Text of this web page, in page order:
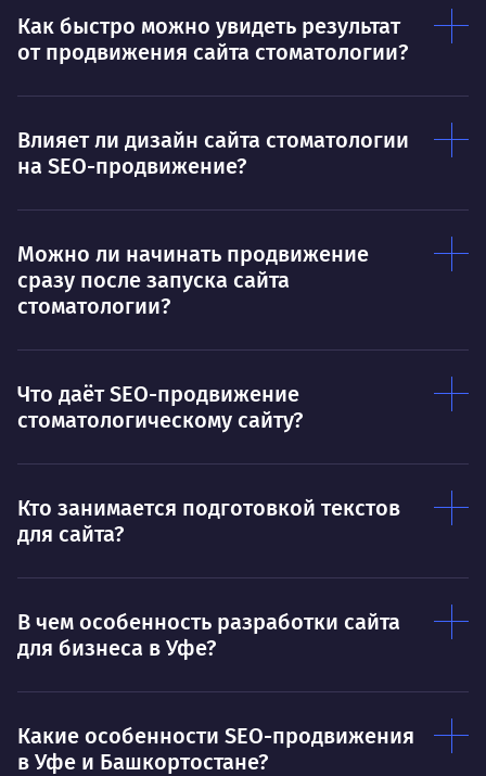
Нравится
Дышать. Без этого совсем не могу.
Договариваться.
Ты — это то, что ты делаешь. Этим всё
сказано.
О
Как быстро можно увидеть результат
от продвижения сайта стоматологии?
Влияет ли дизайн сайта стоматологии
на SEO-продвижение?
Можно ли начинать продвижение
сразу после запуска сайта
стоматологии?
Что даёт SEO-продвижение
стоматологическому сайту?
Кто занимается подготовкой текстов
для сайта?
В чем особенность разработки сайта
для бизнеса в Уфе?
Какие особенности SEO-продвижения
в Уфе и Башкортостане?